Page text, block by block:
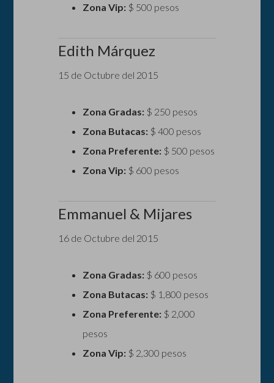
Zona Vip: $ 500 pesos
Edith Márquez
15 de Octubre del 2015
Zona Gradas: $ 250 pesos
Zona Butacas: $ 400 pesos
Zona Preferente: $ 500 pesos
Zona Vip: $ 600 pesos
Emmanuel & Mijares
16 de Octubre del 2015
Zona Gradas: $ 600 pesos
Zona Butacas: $ 1,800 pesos
Zona Preferente: $ 2,000
pesos
Zona Vip: $ 2,300 pesos